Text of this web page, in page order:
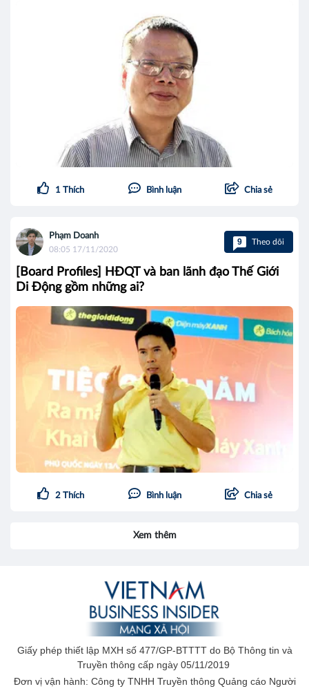
1 Thích Bình luận Chia sẻ
Phạm Doanh
08:05 17/11/2020
9 Theo dõi
[Board Profiles] HĐQT và ban lãnh đạo Thế Giới
Di Động gồm những ai?
2 Thích Bình luận Chia sẻ
Xem thêm
Giấy phép thiết lập MXH số 477/GP-BTTTT do Bộ Thông tin và
Truyền thông cấp ngày 05/11/2019
Đơn vị vận hành: Công ty TNHH Truyền thông Quảng cáo Người